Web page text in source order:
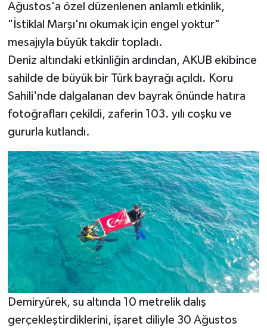
Ağustos'a özel düzenlenen anlamlı etkinlik,
"İstiklal Marşı'nı okumak için engel yoktur"
mesajıyla büyük takdir topladı.
Deniz altındaki etkinliğin ardından, AKUB ekibince
sahilde de büyük bir Türk bayrağı açıldı. Koru
Sahili'nde dalgalanan dev bayrak önünde hatıra
fotoğrafları çekildi, zaferin 103. yılı coşku ve
gururla kutlandı.
Demiryürek, su altında 10 metrelik dalış
gerçekleştirdiklerini, işaret diliyle 30 Ağustos